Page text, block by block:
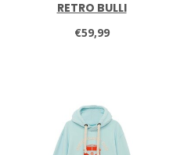
RETRO BULLI
€59,99